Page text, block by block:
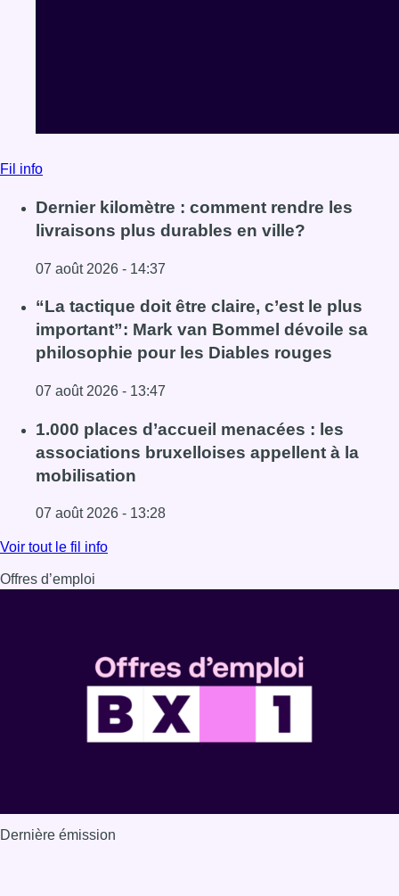
Fil info
Dernier kilomètre : comment rendre les
livraisons plus durables en ville?
07 août 2026 - 14:37
Lire l'article Dernier kilomètre : comment rendre les
“La tactique doit être claire, c’est le plus
important”: Mark van Bommel dévoile sa
philosophie pour les Diables rouges
07 août 2026 - 13:47
Lire l'article “La tactique doit être claire, c’est le plus
1.000 places d’accueil menacées : les
associations bruxelloises appellent à la
mobilisation
07 août 2026 - 13:28
Lire l'article 1.000 places d’accueil menacées : les
Voir tout le fil info
Offres d’emploi
Dernière émission